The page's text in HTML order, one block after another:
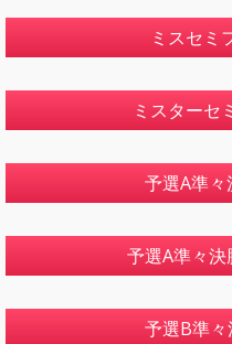
ミスセミ
ミスターセ
予選A準々
予選A準々
予選B準